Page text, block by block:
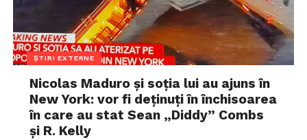
ȘTIRI EXTERNE
Nicolas Maduro și soția lui au ajuns în
New York: vor fi deținuți în închisoarea
în care au stat Sean „Diddy” Combs
și R. Kelly